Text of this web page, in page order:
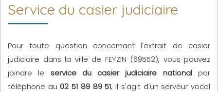
Service du casier judiciaire
Pour toute question concernant l'extrait de casier
judiciaire dans la ville de FEYZIN (69552), vous pouvez
joindre le service du casier judiciaire nationalpar
téléphone au 02 51 89 89 51, il s'agit d'un serveur vocal